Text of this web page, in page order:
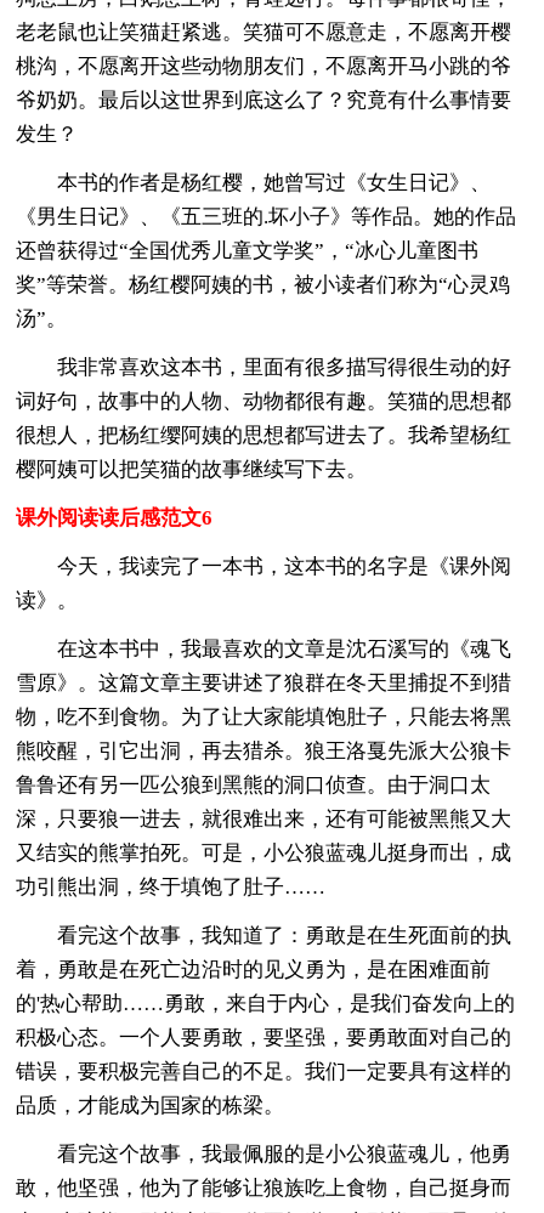
老老鼠也让笑猫赶紧逃。笑猫可不愿意走，不愿离开樱
桃沟，不愿离开这些动物朋友们，不愿离开马小跳的爷
爷奶奶。最后以这世界到底这么了？究竟有什么事情要
发生？
本书的作者是杨红樱，她曾写过《女生日记》、
《男生日记》、《五三班的.坏小子》等作品。她的作品
还曾获得过“全国优秀儿童文学奖”，“冰心儿童图书
奖”等荣誉。杨红樱阿姨的书，被小读者们称为“心灵鸡
汤”。
我非常喜欢这本书，里面有很多描写得很生动的好
词好句，故事中的人物、动物都很有趣。笑猫的思想都
很想人，把杨红缨阿姨的思想都写进去了。我希望杨红
樱阿姨可以把笑猫的故事继续写下去。
课外阅读读后感范文6
今天，我读完了一本书，这本书的名字是《课外阅
读》。
在这本书中，我最喜欢的文章是沈石溪写的《魂飞
雪原》。这篇文章主要讲述了狼群在冬天里捕捉不到猎
物，吃不到食物。为了让大家能填饱肚子，只能去将黑
熊咬醒，引它出洞，再去猎杀。狼王洛戛先派大公狼卡
鲁鲁还有另一匹公狼到黑熊的洞口侦查。由于洞口太
深，只要狼一进去，就很难出来，还有可能被黑熊又大
又结实的熊掌拍死。可是，小公狼蓝魂儿挺身而出，成
功引熊出洞，终于填饱了肚子……
看完这个故事，我知道了：勇敢是在生死面前的执
着，勇敢是在死亡边沿时的见义勇为，是在困难面前
的'热心帮助……勇敢，来自于内心，是我们奋发向上的
积极心态。一个人要勇敢，要坚强，要勇敢面对自己的
错误，要积极完善自己的不足。我们一定要具有这样的
品质，才能成为国家的栋梁。
看完这个故事，我最佩服的是小公狼蓝魂儿，他勇
敢，他坚强，他为了能够让狼族吃上食物，自己挺身而